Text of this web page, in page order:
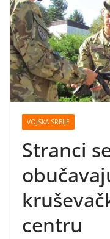
VOJSKA SRBIJE
Stranci
centru